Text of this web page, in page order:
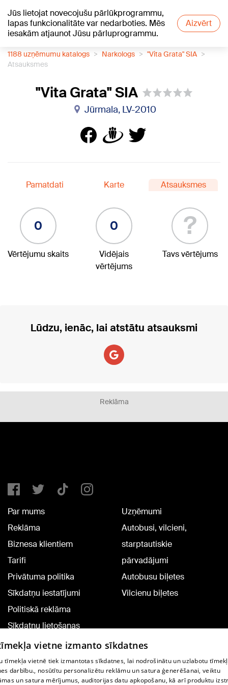
Jūs lietojat novecojušu pārlūkprogrammu,
lapas funkcionalitāte var nedarboties. Mēs
iesakām atjaunot Jūsu pārluprogrammu.
Aizvērt
+23°C
1188 uzņēmumu katalogs Narkologs
"Vita Grata" SIA
Atsauksmes
"Vita Grata" SIA
Jūrmala, LV-2010
Pamatdati Karte Atsauksmes
0
Vērtējumu skaits
0
Vidējais
vērtējums
?
Tavs vērtējums
Lūdzu, ienāc, lai atstātu atsauksmi
Reklāma
Par mums
Reklāma
Biznesa klientiem
Tarifi
Privātuma politika
Sīkdatņu iestatījumi
Politiskā reklāma
Sīkdatņu lietošanas
noteikumi
Komentāru pievienošana
Uzņēmumi
Autobusi, vilcieni,
starptautiskie
pārvadājumi
Autobusu biļetes
Vilcienu biļetes
TV programma
vietne izmanto sīkdatnes
tīmekļa vietnē tiek izmantotas sīkdatnes, lai nodrošinātu un uzlabotu
darbību., nosūtītu personalizētu reklāmu un satura ģenerēšanai, veiktu
un satura mērījumus, auditorijas datu apkopošanu, kā arī produktu